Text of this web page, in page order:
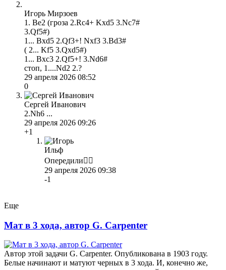
Игорь Мирзоев
1. Be2 (гроза 2.Rc4+ Kxd5 3.Nc7#
3.Qf5#)
1... Bxd5 2.Qf3+! Nxf3 3.Bd3#
( 2... Kf5 3.Qxd5#)
1... Bxc3 2.Qf5+! 3.Nd6#
cтоп, 1....Nd2 2.?
29 апреля 2026 08:52
0
Сергей Иванович
2.Nh6 ...
29 апреля 2026 09:26
+1
Ильф
Опередили👍🏻
29 апреля 2026 09:38
-1
Еще
Мат в 3 хода, автор G. Carpenter
Автор этой задачи G. Carpenter. Опубликована в 1903 году.
Белые начинают и матуют черных в 3 хода. И, конечно же,